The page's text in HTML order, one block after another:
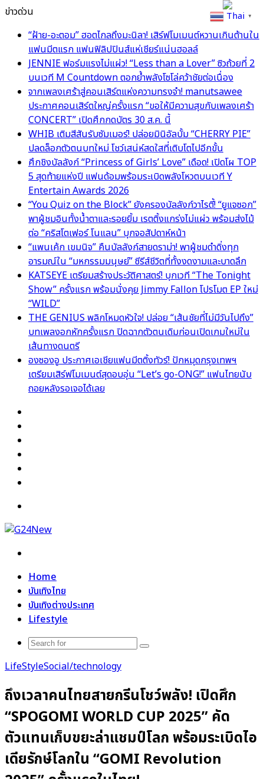
ข่าวด่วน
“ฝ้าย-อะตอม” ฮอตไกลถึงมะนิลา! เสิร์ฟโมเมนต์หวานเกินต้านใน
แฟนมีตแรก แฟนฟิลิปปินส์แห่เชียร์แน่นฮอลล์
JENNIE ฟอร์มแรงไม่แผ่ว! “Less than a Lover” ซิวถ้วยที่ 2
บนเวที M Countdown ตอกย้ำพลังโซโล่คว้าชัยต่อเนื่อง
จากเพลงเศร้าสู่คอนเสิร์ตแห่งความทรงจำ! manutsawee
ประกาศคอนเสิร์ตใหญ่ครั้งแรก “ขอให้มีความสุขกับเพลงเศร้า
CONCERT” เปิดศึกกดบัตร 30 ส.ค. นี้
WHIB เติมสีสันรับซัมเมอร์! ปล่อยมินิอัลบั้ม “CHERRY PIE”
ปลดล็อกตัวตนบทใหม่ โชว์เสน่ห์สดใสที่เติบโตไปอีกขั้น
ศึกชิงบัลลังก์ “Princess of Girls’ Love” เดือด! เปิดโผ TOP
5 สุดท้ายแห่งปี แฟนด้อมพร้อมระเบิดพลังโหวตบนเวที Y
Entertain Awards 2026
“You Quiz on the Block” ยังครองบัลลังก์วาไรตี้! “ยูแจซอก”
พาผู้ชมอินทั้งน้ำตาและรอยยิ้ม เรตติ้งแกร่งไม่แผ่ว พร้อมส่งไม้
ต่อ “คริสโตเฟอร์ โนแลน” บุกจอสัปดาห์หน้า
“แพนเค้ก เขมนิจ” คืนบัลลังก์สายดราม่า! พาผู้ชมดำดิ่งทุก
อารมณ์ใน “มหกรรมมนุษย์” ซีรีส์ชีวิตที่ทั้งงดงามและบาดลึก
KATSEYE เตรียมสร้างประวัติศาสตร์! บุกเวที “The Tonight
Show” ครั้งแรก พร้อมนั่งคุย Jimmy Fallon โปรโมต EP ใหม่
“WILD”
THE GENIUS พลิกโหมดหัวใจ! ปล่อย “เส้นชัยที่ไม่มีวันไปถึง”
บทเพลงอกหักครั้งแรก ปิดฉากตัวตนเดิมก่อนเปิดเกมใหม่ใน
เส้นทางดนตรี
องซองอู ประกาศเอเชียแฟนมีตติ้งทัวร์! ปักหมุดกรุงเทพฯ
เตรียมเสิร์ฟโมเมนต์สุดอบอุ่น “Let’s go-ONG!” แฟนไทยนับ
ถอยหลังรอเจอได้เลย
Home
บันเทิงไทย
บันเทิงต่างประเทศ
Lifestyle
Search
LifeStyleSocial/technology
ถึงเวลาคนไทยสายกรีนโชว์พลัง! เปิดศึก
“SPOGOMI WORLD CUP 2025” คัด
ตัวแทนเก็บขยะล่าแชมป์โลก พร้อมระเบิดไอ
เดียรักษ์โลกใน “GOMI Revolution
Thai ▼